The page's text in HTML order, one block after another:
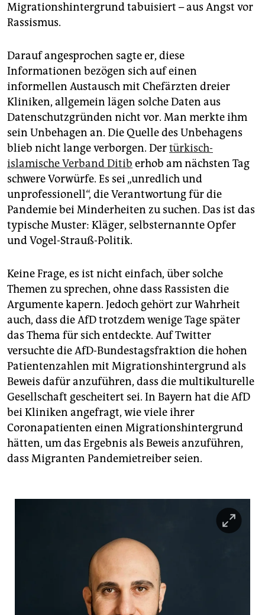
Migrationshintergrund tabuisiert – aus Angst vor
Rassismus.
Darauf angesprochen sagte er, diese
Informationen bezögen sich auf einen
informellen Austausch mit Chefärzten dreier
Kliniken, allgemein lägen solche Daten aus
Datenschutzgründen nicht vor. Man merkte ihm
sein Unbehagen an. Die Quelle des Unbehagens
blieb nicht lange verborgen. Dertürkisch-
islamische Verband Ditib erhob am nächsten Tag
schwere Vorwürfe. Es sei „unredlich und
unprofessionell“, die Verantwortung für die
Pandemie bei Minderheiten zu suchen. Das ist das
typische Muster: Kläger, selbsternannte Opfer
und Vogel-Strauß-Politik.
Keine Frage, es ist nicht einfach, über solche
Themen zu sprechen, ohne dass Rassisten die
Argumente kapern. Jedoch gehört zur Wahrheit
auch, dass die AfD trotzdem wenige Tage später
das Thema für sich entdeckte. Auf Twitter
versuchte die AfD-Bundestagsfraktion die hohen
Patientenzahlen mit Migrationshintergrund als
Beweis dafür anzuführen, dass die multikulturelle
Gesellschaft gescheitert sei. In Bayern hat die AfD
bei Kliniken angefragt, wie viele ihrer
Coronapatienten einen Migrationshintergrund
hätten, um das Ergebnis als Beweis anzuführen,
dass Migranten Pandemietreiber seien.